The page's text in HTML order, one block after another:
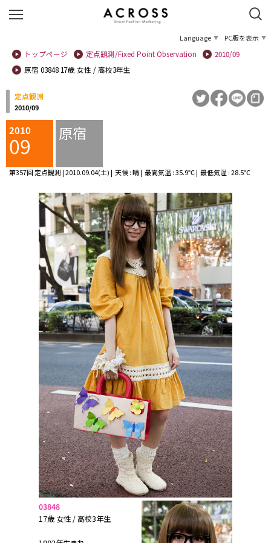
Language
PC版を表示
トップページ
定点観測/Fixed Point Observation
2010/09
原宿 03848 17歳 女性 / 高校3年生
定点観測
2010/09
2010
09 原宿
第357回 定点観測 | 2010.09.04(土) | 天候 : 晴 | 最高気温 : 35.9℃ | 最低気温 : 28.5℃
03848
17歳 女性 / 高校3年生